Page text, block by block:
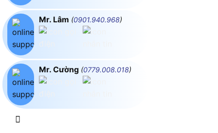
Mr. Lâm (0901.940.968)
Mr. Cường (0779.008.018)